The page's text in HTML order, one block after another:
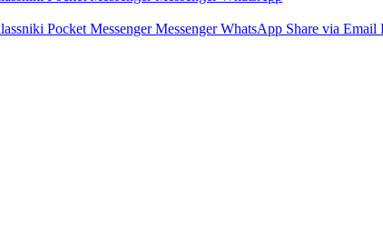
Pocket Messenger Messenger WhatsApp Share via Email